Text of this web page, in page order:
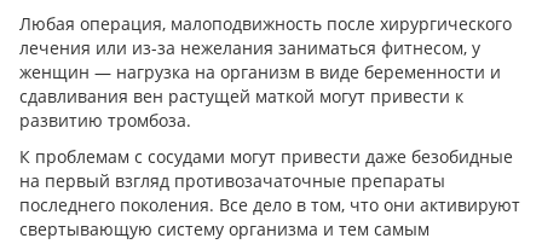
Любая операция, малоподвижность после хирургического
лечения или из-за нежелания заниматься фитнесом, у
женщин — нагрузка на организм в виде беременности и
сдавливания вен растущей маткой могут привести к
развитию тромбоза.
К проблемам с сосудами могут привести даже безобидные
на первый взгляд противозачаточные препараты
последнего поколения. Все дело в том, что они активируют
свертывающую систему организма и тем самым